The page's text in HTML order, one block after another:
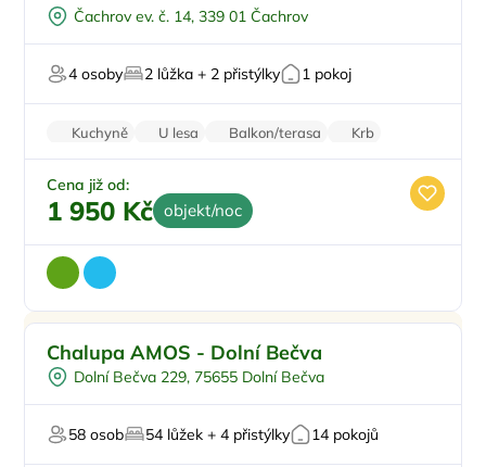
Pro turisty
Pro majitele mazlíčků
Čachrov ev. č. 14, 339 01 Čachrov
4 osoby 2 lůžka + 2 přistýlky 1 pokoj
Kuchyně U lesa Balkon/terasa
Krb
Zvířata povolena
Cena již od:
1 950 Kč objekt/noc
Pro skupiny
Pro milovníky přírody
Pro svatby a oslavy
Chalupa AMOS - Dolní Bečva
Dolní Bečva 229, 75655 Dolní Bečva
58 osob 54 lůžek + 4 přistýlky 14 pokojů